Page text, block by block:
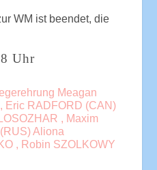
WM ist beendet, die
Uhr